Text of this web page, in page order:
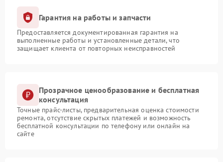
Гарантия на работы и запчасти
Предоставляется документированная гарантия на
выполненные работы и установленные детали, что
защищает клиента от повторных неисправностей
Прозрачное ценообразование и бесплатная
консультация
Точные прайс-листы, предварительная оценка стоимости
ремонта, отсутствие скрытых платежей и возможность
бесплатной консультации по телефону или онлайн на
сайте